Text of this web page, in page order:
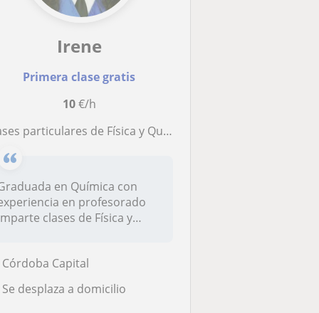
Irene
Primera clase gratis
10€/h
particulares de Física y Química y Matemáticas
en Química con
en profesorado
clases de Física y
Córdoba Capital
Se desplaza a domicilio